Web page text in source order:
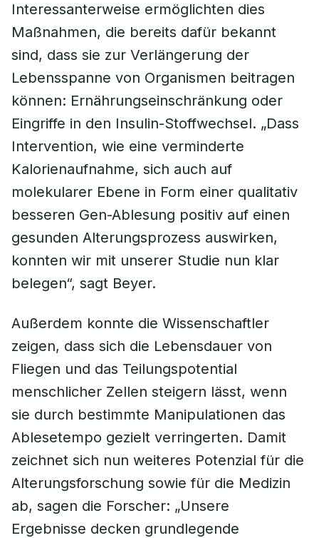
Interessanterweise ermöglichten dies
Maßnahmen, die bereits dafür bekannt
sind, dass sie zur Verlängerung der
Lebensspanne von Organismen beitragen
können: Ernährungseinschränkung oder
Eingriffe in den Insulin-Stoffwechsel. „Dass
Intervention, wie eine verminderte
Kalorienaufnahme, sich auch auf
molekularer Ebene in Form einer qualitativ
besseren Gen-Ablesung positiv auf einen
gesunden Alterungsprozess auswirken,
konnten wir mit unserer Studie nun klar
belegen“, sagt Beyer.
Außerdem konnte die Wissenschaftler
zeigen, dass sich die Lebensdauer von
Fliegen und das Teilungspotential
menschlicher Zellen steigern lässt, wenn
sie durch bestimmte Manipulationen das
Ablesetempo gezielt verringerten. Damit
zeichnet sich nun weiteres Potenzial für die
Alterungsforschung sowie für die Medizin
ab, sagen die Forscher: „Unsere
Ergebnisse decken grundlegende